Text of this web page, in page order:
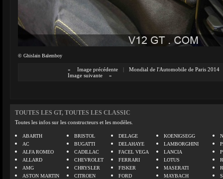
© Ghislain Balemboy
« Image précédente |
Mondial de l'Automobile de Paris 2014
Image suivante
»
TOUTES LES GT, TOUTES LES CLASSIC
Toutes les infos sur les constructeurs et les modèles.
ABARTH
AC
ALFA ROMEO
ALLARD
AMG
ASTON MARTIN
BRISTOL
BUGATTI
CADILLAC
CHEVROLET
CHRYSLER
CITROEN
DELAGE
DELAHAYE
FACEL VEGA
FERRARI
FISKER
FORD
KOENIGSEGG
LAMBORGHINI
LANCIA
LOTUS
MASERATI
MAYBACH